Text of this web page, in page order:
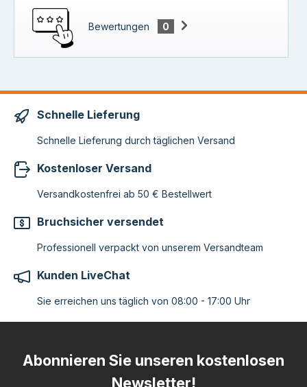
Bewertungen 0
Schnelle Lieferung
Schnelle Lieferung durch täglichen Versand
Kostenloser Versand
Versandkostenfrei ab 50 € Bestellwert
Bruchsicher versendet
Professionell verpackt von unserem Versandteam
Kunden LiveChat
Sie erreichen uns täglich von 08:00 - 17:00 Uhr
Abonnieren Sie unseren kostenlosen
Newsletter!